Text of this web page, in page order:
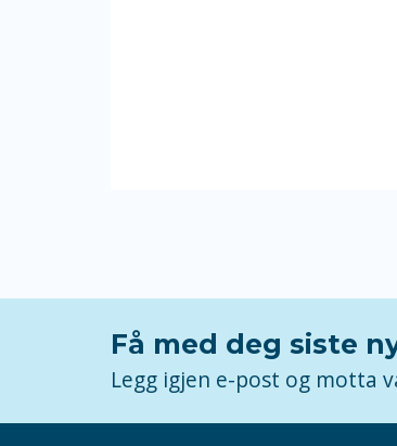
Få med deg siste
Legg igjen e-post og motta